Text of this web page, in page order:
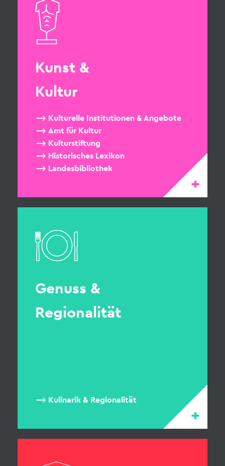
Kunst &
Kultur
Kulturelle Institutionen & Angebote
Amt für Kultur
Kulturstiftung
Historisches Lexikon
Landesbibliothek
+
Genuss &
Regionalität
Kulinarik & Regionalität
+